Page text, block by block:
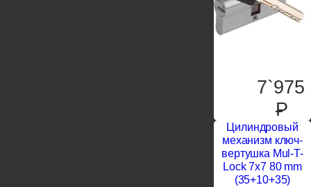
7`975
P
Цилиндровый
механизм ключ-
вертушка Mul-T-
Lock 7x7 80 mm
(35+10+35)